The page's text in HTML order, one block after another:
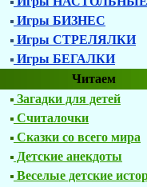
Игры БИЗНЕС
Игры СТРЕЛЯЛКИ
Игры БЕГАЛКИ
Читаем
Загадки для детей
Считалочки
Сказки со всего мира
Детские анекдоты
Веселые детские